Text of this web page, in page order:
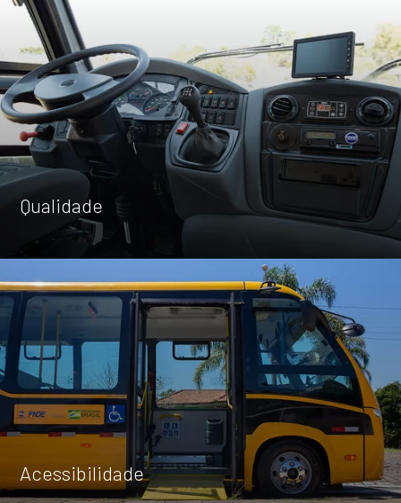
Attack 9
Capacidade máxima de
até 53 passageiros + motorista
Explore
ATTACK 8
Attack 8
Capacidade máxima de
até 50 passageiros + motorista
Qualidade
Acessibilidade